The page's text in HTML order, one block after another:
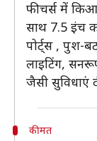
फीचर्स में
साथ 7.5 इंच
पोर्ट्स , पुश-
लाइटिंग,
जैसी सुविधाएं
कीमत